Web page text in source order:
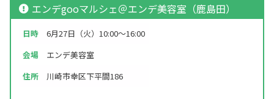
エンデgooマルシェ＠エンデ美容室（鹿島田）
日時
6月27日（火）10:00～16:00
会場
エンデ美容室
住所
川崎市幸区下平間186